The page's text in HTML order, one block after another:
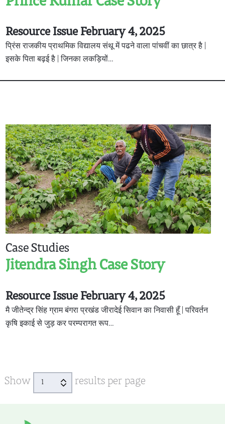
Resource Issue February 4, 2025
प्रिंस राजकीय प्राथमिक विद्यालय संथू में पढने वाला पांचवीं का छात्र है |
इसके पिता बढ़ई है | जिनका लकड़ियों…
Case Studies
Jitendra Singh Case Story
Resource Issue February 4, 2025
मै जीतेन्द्र सिंह ग्राम बंगरा प्रखंड जीरादेई सिवान का निवासी हूँ | परिवर्तन
कृषि इकाई से जुड़ कर परम्परागत रूप…
Show results per page